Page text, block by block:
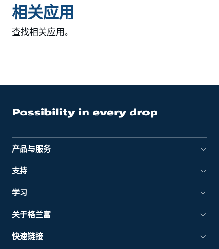
相关应用
查找相关应用。
产品与服务
支持
学习
关于格兰富
快速链接